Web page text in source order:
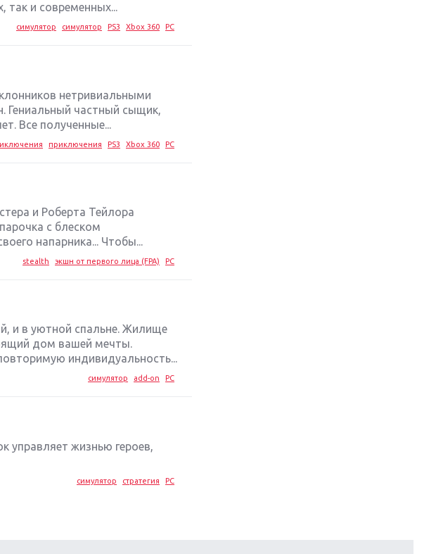
и современных...
симулятор симулятор PS3 Xbox 360 PC
нетривиальными
Гениальный частный сыщик,
Все полученные...
приключения PS3 Xbox 360 PC
и Роберта Тейлора
с блеском
напарника... Чтобы...
stealth экшн от первого лица (FPA) PC
и в уютной спальне. Жилище
дом вашей мечты.
индивидуальность...
симулятор add-on PC
управляет жизнью героев,
симулятор стратегия PC